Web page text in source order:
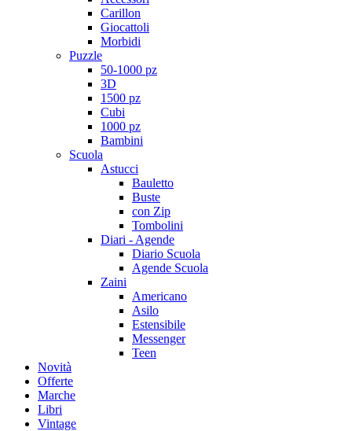
Carillon
Giocattoli
Morbidi
Puzzle
50-1000 pz
3D
1500 pz
Cubi
1000 pz
Bambini
Scuola
Astucci
Bauletto
Buste
con Zip
Tombolini
Diari - Agende
Diario Scuola
Agende Scuola
Zaini
Americano
Asilo
Estensibile
Messenger
Teen
Novità
Offerte
Marche
Libri
Vintage